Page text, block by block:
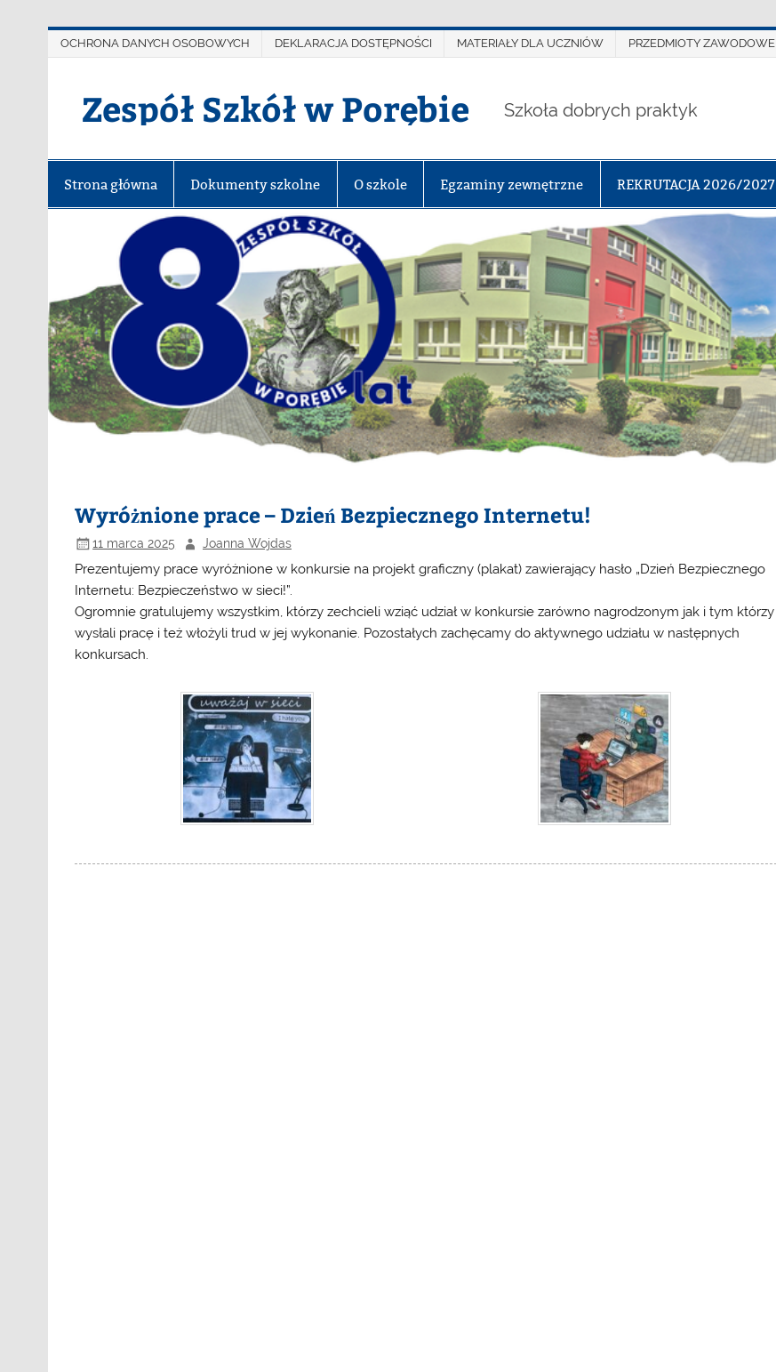
OCHRONA DANYCH OSOBOWYCH DEKLARACJA DOSTĘPNOŚCI MATERIAŁY DLA UCZNIÓW PRZEDMIOTY ZAWODOWE
Zespół Szkół w Porębie Szkoła dobrych praktyk
Strona główna Dokumenty szkolne O szkole Egzaminy zewnętrzne REKRUTACJA 2026/2027
Wyróżnione prace – Dzień Bezpiecznego Internetu!
11 marca 2025 Joanna Wojdas
Prezentujemy prace wyróżnione w konkursie na projekt graficzny (plakat) zawierający hasło „Dzień Bezpiecznego
Internetu: Bezpieczeństwo w sieci!”.
Ogromnie gratulujemy wszystkim, którzy zechcieli wziąć udział w konkursie zarówno nagrodzonym jak i tym którzy
wysłali pracę i też włożyli trud w jej wykonanie. Pozostałych zachęcamy do aktywnego udziału w następnych
konkursach.